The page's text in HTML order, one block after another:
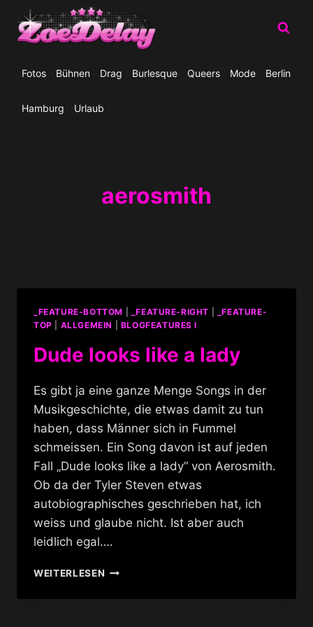
Inhalt
springen
Fotos Bühnen Drag Burlesque Queers Mode Berlin
Hamburg Urlaub
aerosmith
_FEATURE-BOTTOM _FEATURE-RIGHT
_FEATURE-
TOP
ALLGEMEIN BLOGFEATURES I
Dude looks like a lady
Es gibt ja eine ganze Menge Songs in der
Musikgeschichte, die etwas damit zu tun
haben, dass Männer sich in Fummel
schmeissen. Ein Song davon ist auf jeden
Fall „Dude looks like a lady“ von Aerosmith.
Ob da der Tyler Steven etwas
autobiographisches geschrieben hat, ich
weiss und glaube nicht. Ist aber auch
leidlich egal….
WEITERLESENDUDE
LIKE